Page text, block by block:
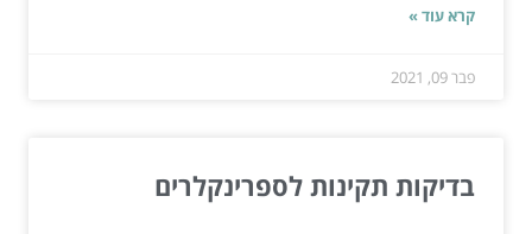
קרא עוד »
פבר 09, 2021
בדיקות תקינות לספרינקלרים